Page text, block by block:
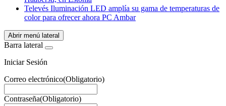
Televés Iluminación LED amplía su gama de temperaturas de
color para ofrecer ahora PC Ambar
Abrir menú lateral
Barra lateral
Iniciar Sesión
Correo electrónico(Obligatorio)
Contraseña(Obligatorio)